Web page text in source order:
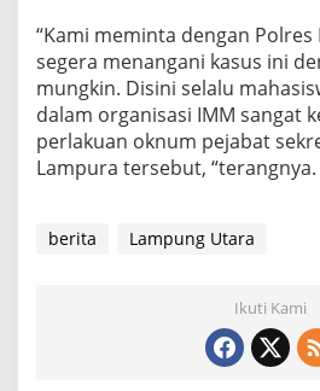
“Kami meminta dengan
segera menangani kasus ini
mungkin. Disini selalu
dalam organisasi IMM sangat
perlakuan oknum pejabat
Lampura tersebut, “terangnya.
berita Lampung Utara
Ikuti Kami